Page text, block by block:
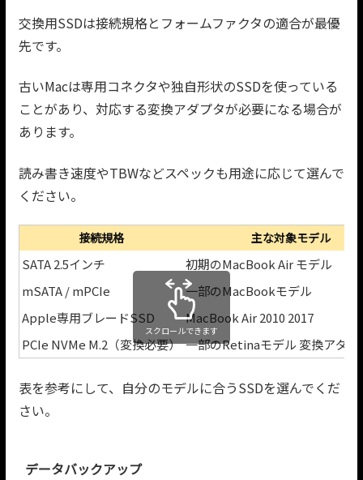
交換用SSDは接続規格とフォームファクタの適合が最優
先です。
古いMacは専用コネクタや独自形状のSSDを使っている
ことがあり、対応する変換アダプタが必要になる場合が
あります。
読み書き速度やTBWなどスペックも用途に応じて選んで
ください。
接続規格 主な対象モデル
SATA 2.5インチ
初期のMacBook Air モデル
mSATA / mPCIe
一部のMacBookモデル
Apple専用ブレードSSD
MacBook Air 2010 2017
PCIe NVMe M.2（変換必要） 一部のRetinaモデル 変換アダプ
スクロールできます
表を参考にして、自分のモデルに合うSSDを選んでくだ
さい。
データバックアップ